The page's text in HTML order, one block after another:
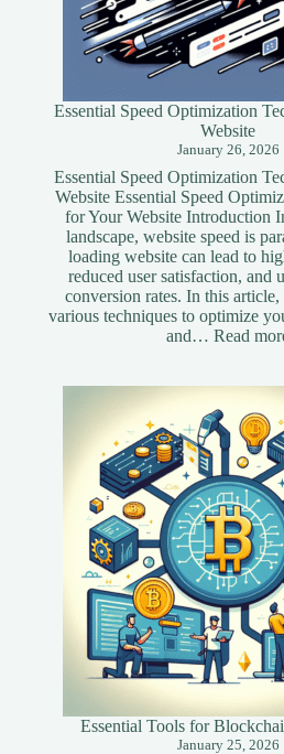
Essential Speed Optimization
Website
January 26, 2026
Essential Speed Optimization
Website Essential Speed
for Your Website Introduction
landscape, website speed is
loading website can lead to
reduced user satisfaction, and
conversion rates. In this
various techniques to optimize
and…Read
Essential Tools for
January 25, 2026